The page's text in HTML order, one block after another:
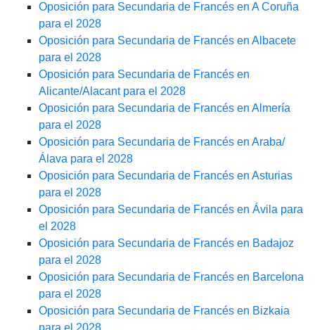
Oposición para Secundaria de Francés en A Coruña
para el 2028
Oposición para Secundaria de Francés en Albacete
para el 2028
Oposición para Secundaria de Francés en
Alicante/Alacant para el 2028
Oposición para Secundaria de Francés en Almería
para el 2028
Oposición para Secundaria de Francés en Araba/
Álava para el 2028
Oposición para Secundaria de Francés en Asturias
para el 2028
Oposición para Secundaria de Francés en Ávila para
el 2028
Oposición para Secundaria de Francés en Badajoz
para el 2028
Oposición para Secundaria de Francés en Barcelona
para el 2028
Oposición para Secundaria de Francés en Bizkaia
para el 2028